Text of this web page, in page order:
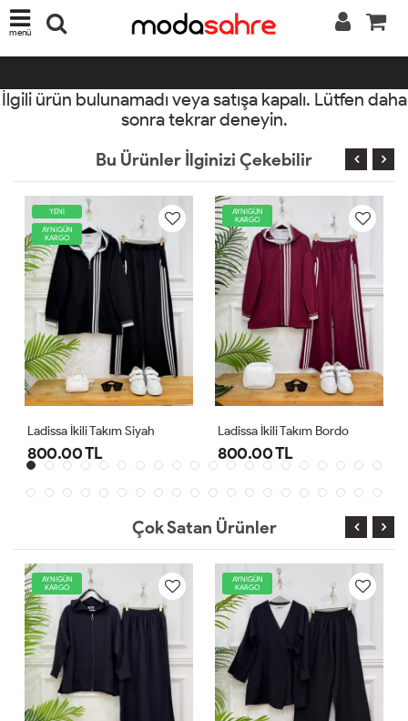
menü
İlgili ürün bulunamadı veya satışa kapalı. Lütfen daha
sonra tekrar deneyin.
Bu Ürünler İlginizi Çekebilir
Siyah
KARGO
Ladissa İkili Takım Bordo
AYNIGÜN
KARGO
Midas Oyşo İkili
Çok Satan Ürünler
AYNIGÜN
KARGO
AYNIGÜN
KARGO